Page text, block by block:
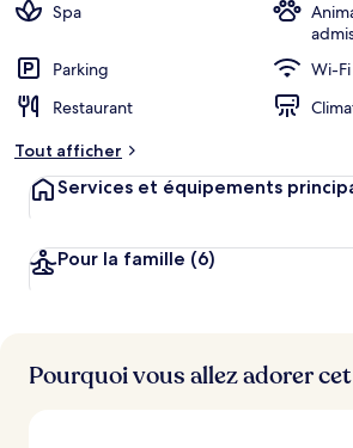
Spa
Parking
Wi-
Restaurant
Tout afficher
Services et équipements
Pour la famille (6)
Pourquoi vous allez adorer